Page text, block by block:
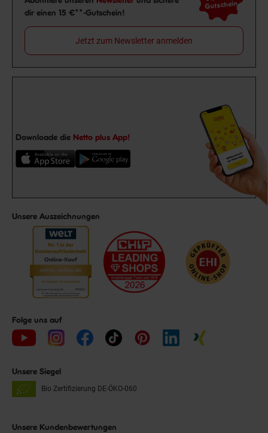
dir einen 15 €**-Gutschein!
Gutschein
Jetzt zum Newsletter anmelden
Downloade die Netto plus App!
Unsere Auszeichnungen
Folge uns auf
Unsere Siegel
Bio Zertifizierung DE-ÖKO-060
Unsere Kundenbewertungen